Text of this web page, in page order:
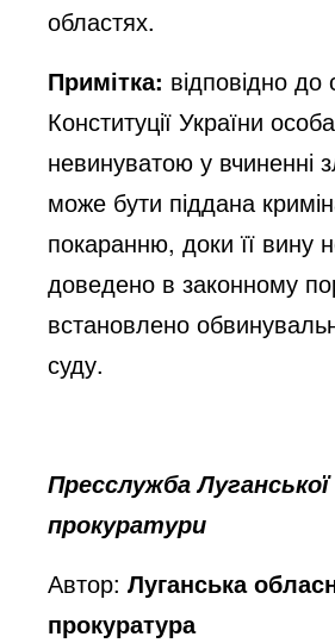
областях.
Примітка: відповідно до
Конституції України
невинуватою у вчиненні
може бути піддана
покаранню, доки її вину
доведено в законному
встановлено
суду.
Пресслужба Луганської
прокуратури
Автор:Луганська
прокуратура